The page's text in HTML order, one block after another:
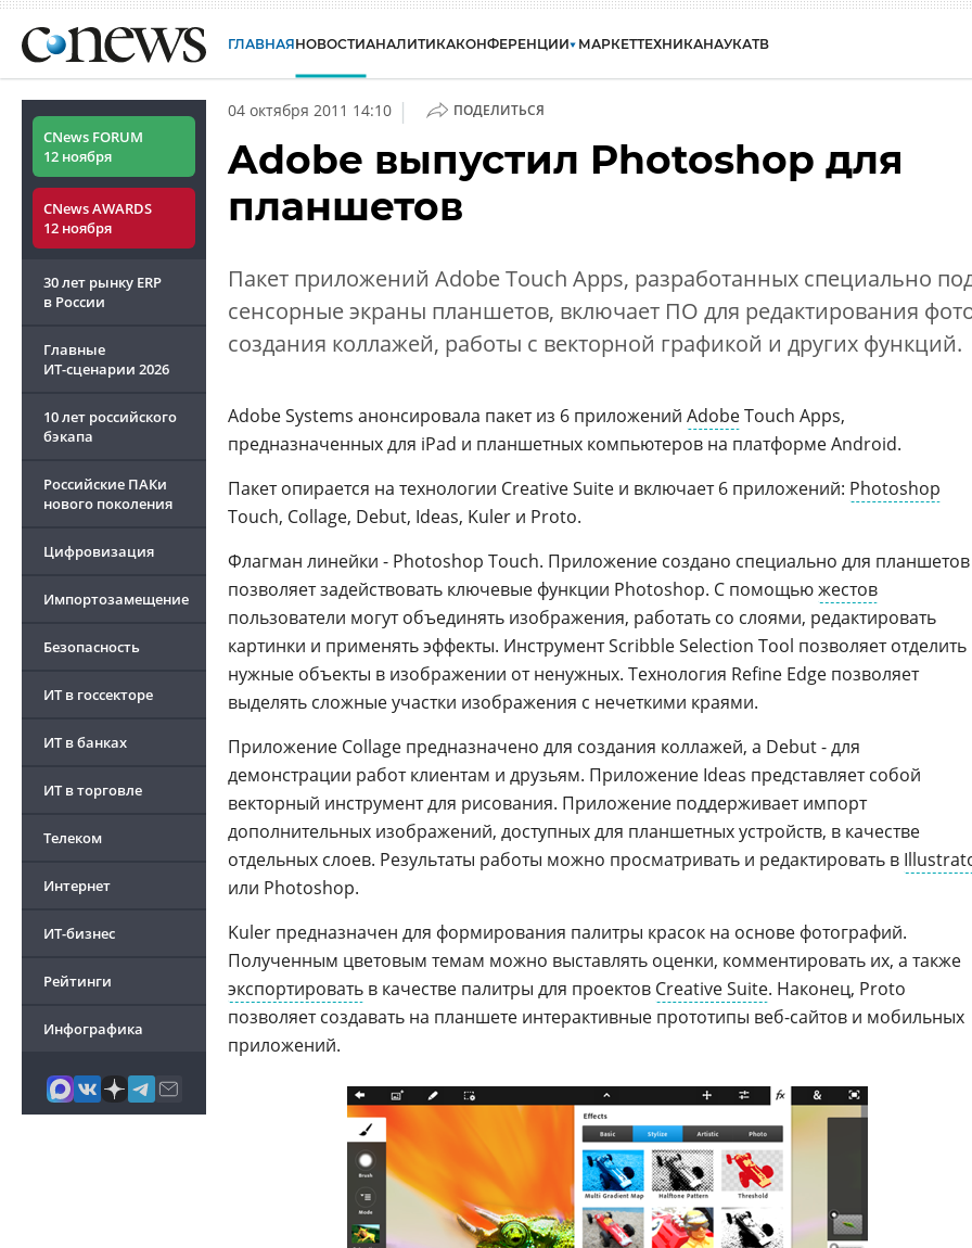
ГЛАВНАЯНОВОСТИАНАЛИТИКАКОНФЕРЕНЦИИ МАРКЕТТЕХНИКАНАУКАТВ
CNews FORUM
12 ноября
CNews AWARDS
12 ноября
30 лет рынку ERP
в России
Главные
ИТ-сценарии 2026
10 лет российского
бэкапа
Российские ПАКи
нового поколения
Цифровизация
Импортозамещение
Безопасность
ИТ в госсекторе
ИТ в банках
ИТ в торговле
Телеком
Интернет
ИТ-бизнес
Рейтинги
Инфографика
04 октября 2011 14:10 | ПОДЕЛИТЬСЯ
Adobe выпустил Photoshop для
планшетов
Пакет приложений Adobe Touch Apps, разработанных специально
сенсорные экраны планшетов, включает ПО для редактирования
создания коллажей, работы с векторной графикой и других функций.
Adobe Systems анонсировала пакет из 6 приложений AdobeTouch Apps,
предназначенных для iPad и планшетных компьютеров на платформе Android.
Пакет опирается на технологии Creative Suite и включает 6 приложений: Photoshop
Touch, Collage, Debut, Ideas, Kuler и Proto.
Флагман линейки - Photoshop Touch. Приложение создано специально для
позволяет задействовать ключевые функции Photoshop. С помощьюжестов
пользователи могут объединять изображения, работать со слоями, редактировать
картинки и применять эффекты. Инструмент Scribble Selection Tool позволяет отделить
нужные объекты в изображении от ненужных. Технология Refine Edge позволяет
выделять сложные участки изображения с нечеткими краями.
Приложение Collage предназначено для создания коллажей, а Debut - для
демонстрации работ клиентам и друзьям. Приложение Ideas представляет собой
векторный инструмент для рисования. Приложение поддерживает импорт
дополнительных изображений, доступных для планшетных устройств, в качестве
отдельных слоев. Результаты работы можно просматривать и редактировать в
или Photoshop.
Kuler предназначен для формирования палитры красок на основе фотографий.
Полученным цветовым темам можно выставлять оценки, комментировать их, а также
экспортировать в качестве палитры для проектов Creative Suite. Наконец, Proto
позволяет создавать на планшете интерактивные прототипы веб-сайтов и мобильных
приложений.